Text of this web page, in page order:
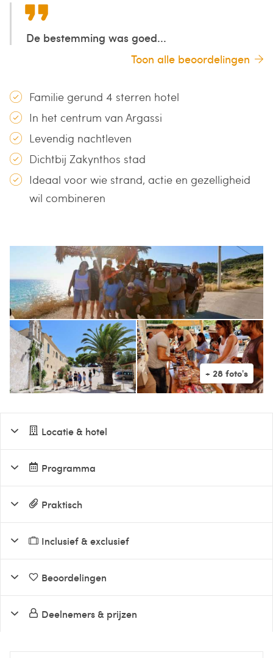
De bestemming was goed...
Toon alle beoordelingen
Familie gerund 4 sterren hotel
In het centrum van Argassi
Levendig nachtleven
Dichtbij Zakynthos stad
Ideaal voor wie strand, actie en gezelligheid
wil combineren
Locatie & hotel
Programma
Praktisch
Inclusief & exclusief
Beoordelingen
Deelnemers & prijzen